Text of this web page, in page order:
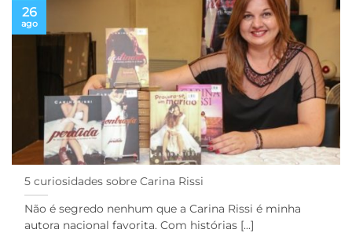
5 curiosidades sobre Carina Rissi
Não é segredo nenhum que a Carina Rissi é minha
autora nacional favorita. Com histórias [...]
26
ago